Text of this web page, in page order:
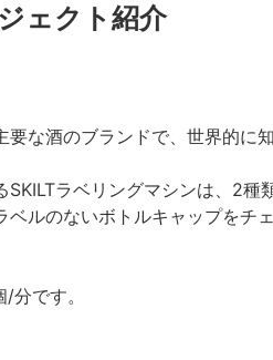
ェクト紹介
な酒のブランドで、世界的に知
SKILTラベリングマシンは、2種
ベルのないボトルキャップをチ
分です。